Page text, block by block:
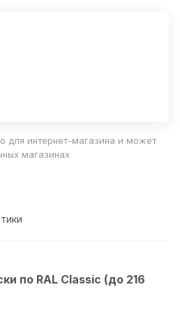
для интернет-магазина и может
магазинах
по RAL Classic (до 216